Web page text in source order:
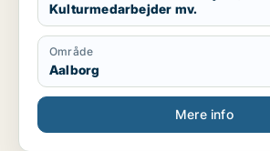
Kulturmedarbejder mv.
Område
Aalborg
Mere info